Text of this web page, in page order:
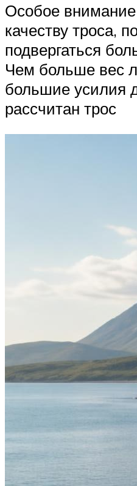
Особое внимание
качеству троса,
подвергаться
Чем больше вес
большие усилия
рассчитан трос